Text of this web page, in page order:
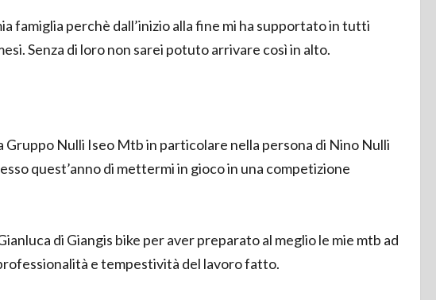
famiglia perchè dall’inizio alla fine mi ha supportato in tutti
Senza di loro non sarei potuto arrivare così in alto.
Gruppo Nulli Iseo Mtb in particolare nella persona di Nino Nulli
quest’anno di mettermi in gioco in una competizione
di Giangis bike per aver preparato al meglio le mie mtb ad
e tempestività del lavoro fatto.